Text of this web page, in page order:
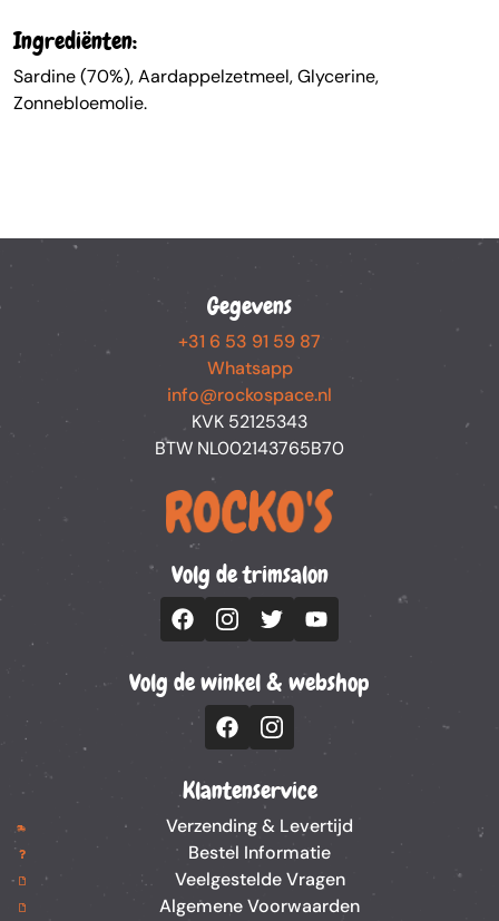
Ingrediënten:
Sardine (70%), Aardappelzetmeel, Glycerine,
Zonnebloemolie.
Gegevens
+31 6 53 91 59 87
Whatsapp
info@rockospace.nl
KVK 52125343
BTW NL002143765B70
Volg de trimsalon
Volg de winkel & webshop
Klantenservice
Verzending & Levertijd
Bestel Informatie
Veelgestelde Vragen
Algemene Voorwaarden